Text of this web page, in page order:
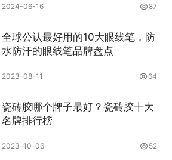
2024-06-16 87
全球公认最好用的10大眼线笔，防
水防汗的眼线笔品牌盘点
2023-08-11 64
瓷砖胶哪个牌子最好？瓷砖胶十大
名牌排行榜
2023-10-06 52